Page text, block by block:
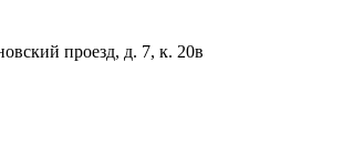
проезд, д. 7, к. 20в